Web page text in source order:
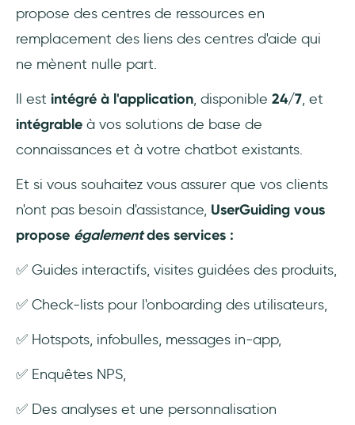
propose des centres de ressources en
remplacement des liens des centres d'aide qui
ne mènent nulle part.
Il est intégré à l'application, disponible 24/7, et
intégrable à vos solutions de base de
connaissances et à votre chatbot existants.
Et si vous souhaitez vous assurer que vos clients
n'ont pas besoin d'assistance, UserGuiding vous
propose égalementdes services :
✅ Guides interactifs, visites guidées des produits,
✅ Check-lists pour l'onboarding des utilisateurs,
✅ Hotspots, infobulles, messages in-app,
✅ Enquêtes NPS,
✅ Des analyses et une personnalisation